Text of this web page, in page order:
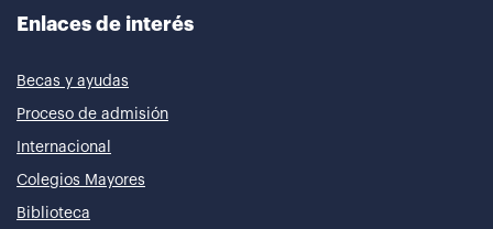
Enlaces de interés
Becas y ayudas
Proceso de admisión
Internacional
Colegios Mayores
Biblioteca